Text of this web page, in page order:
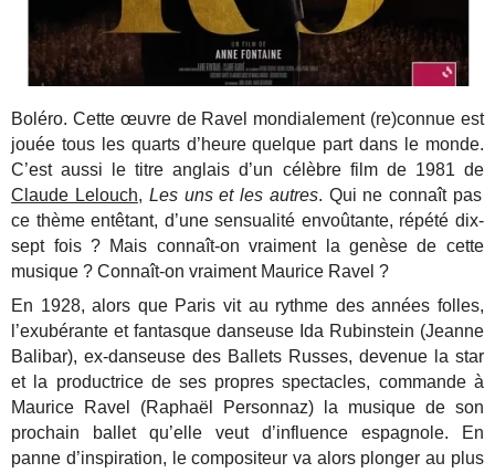
Boléro. Cette œuvre de Ravel mondialement (re)connue est
jouée tous les quarts d’heure quelque part dans le monde.
C’est aussi le titre anglais d’un célèbre film de 1981 de
Claude Lelouch, Les uns et les autres. Qui ne connaît pas
ce thème entêtant, d’une sensualité envoûtante, répété dix-
sept fois ? Mais connaît-on vraiment la genèse de cette
musique ? Connaît-on vraiment Maurice Ravel ?
En 1928, alors que Paris vit au rythme des années folles,
l’exubérante et fantasque danseuse Ida Rubinstein (Jeanne
Balibar), ex-danseuse des Ballets Russes, devenue la star
et la productrice de ses propres spectacles, commande à
Maurice Ravel (Raphaël Personnaz) la musique de son
prochain ballet qu’elle veut d’influence espagnole. En
panne d’inspiration, le compositeur va alors plonger au plus